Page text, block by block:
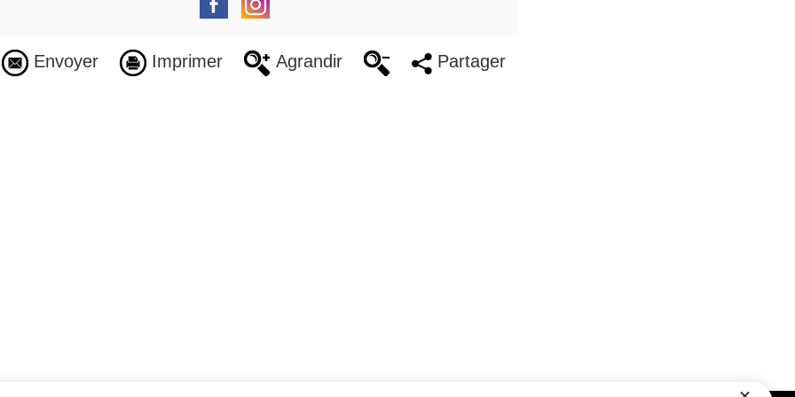
Envoyer Imprimer Agrandir Partager